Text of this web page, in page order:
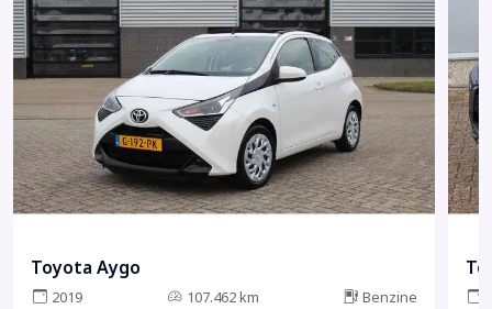
Toyota Aygo
2019 107.462 km Benzine